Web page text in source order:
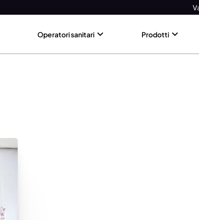
Operatori sanitari Prodotti